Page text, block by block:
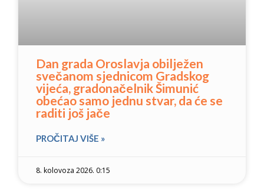
Dan grada Oroslavja obilježen
svečanom sjednicom Gradskog
vijeća, gradonačelnik Šimunić
obećao samo jednu stvar, da će se
raditi još jače
PROČITAJ VIŠE »
8. kolovoza 2026. 0:15